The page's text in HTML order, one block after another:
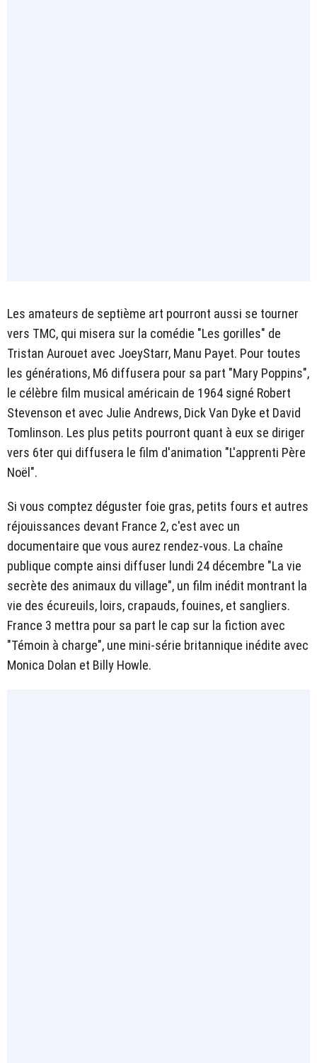
Les amateurs de septième art pourront aussi se tourner
vers TMC, qui misera sur la comédie "Les gorilles" de
Tristan Aurouet avec JoeyStarr, Manu Payet. Pour toutes
les générations, M6 diffusera pour sa part "Mary Poppins",
le célèbre film musical américain de 1964 signé Robert
Stevenson et avec Julie Andrews, Dick Van Dyke et David
Tomlinson. Les plus petits pourront quant à eux se diriger
vers 6ter qui diffusera le film d'animation "L'apprenti Père
Noël".
Si vous comptez déguster foie gras, petits fours et autres
réjouissances devant France 2, c'est avec un
documentaire que vous aurez rendez-vous. La chaîne
publique compte ainsi diffuser lundi 24 décembre "La vie
secrète des animaux du village", un film inédit montrant la
vie des écureuils, loirs, crapauds, fouines, et sangliers.
France 3 mettra pour sa part le cap sur la fiction avec
"Témoin à charge", une mini-série britannique inédite avec
Monica Dolan et Billy Howle.